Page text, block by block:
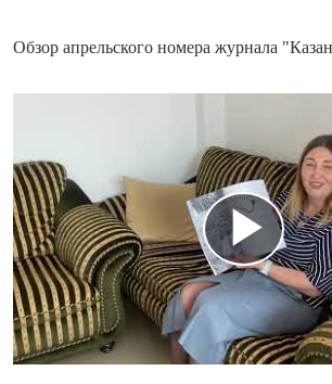
Обзор апрельского номера журнала